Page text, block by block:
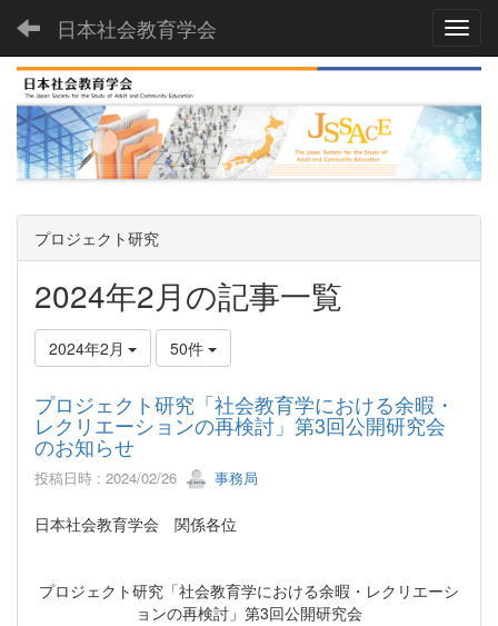
日本社会教育学会
プロジェクト研究
2024年2月の記事一覧
2024年2月 50件
プロジェクト研究「社会教育学における余暇・
レクリエーションの再検討」第3回公開研究会
のお知らせ
投稿日時 : 2024/02/26 事務局
日本社会教育学会 関係各位
プロジェクト研究「社会教育学における余暇・レクリエーシ
ョンの再検討」第3回公開研究会